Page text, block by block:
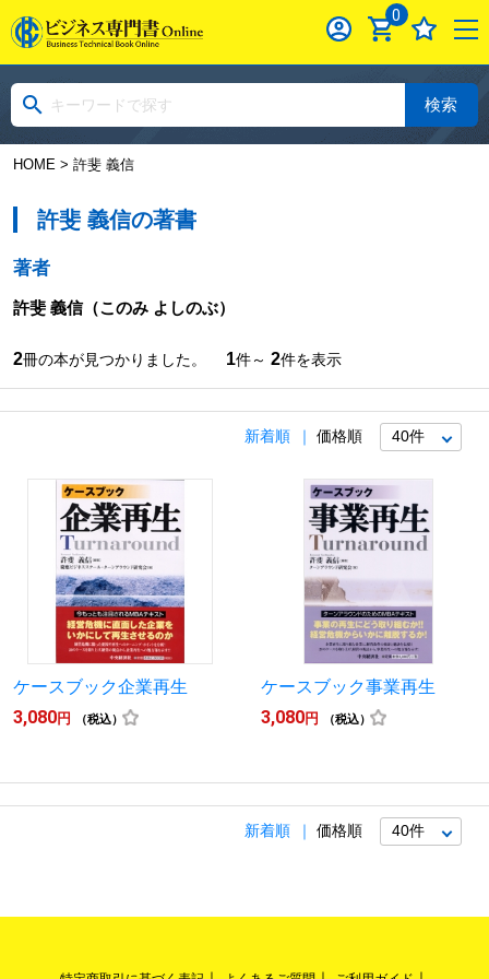
0
検索
HOME> 許斐 義信
許斐 義信の著書
著者
許斐 義信（このみ よしのぶ）
2冊の本が見つかりました。 1件～ 2件を表示
新着順 価格順
ケースブック企業再生
3,080円 （税込）
ケースブック事業再生
3,080円 （税込）
新着順 価格順